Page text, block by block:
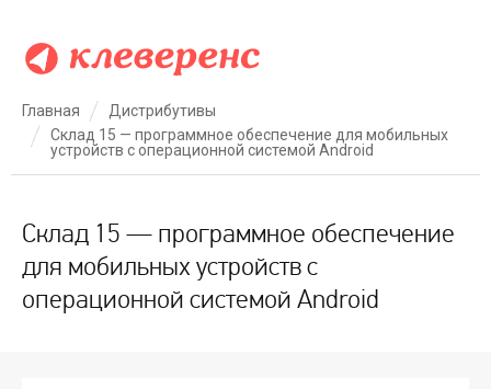
Главная
Дистрибутивы
Склад 15 — программное обеспечение для мобильных
устройств с операционной системой Android
Склад 15 — программное обеспечение
для мобильных устройств с
операционной системой Android